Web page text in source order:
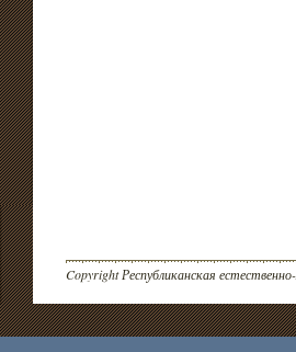
Copyright Республиканская